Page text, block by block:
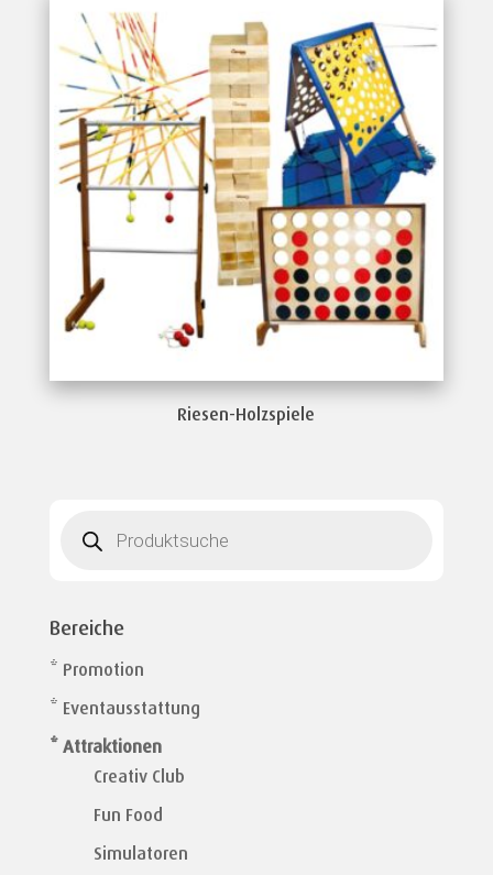
Riesen-Holzspiele
search
Bereiche
* Promotion
* Eventausstattung
* Attraktionen
Creativ Club
Fun Food
Simulatoren